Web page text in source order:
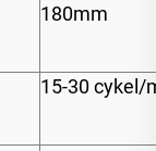
180mm
15-30 cykel/